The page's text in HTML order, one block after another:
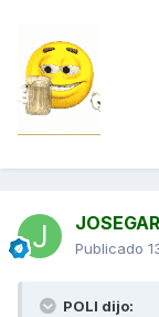
Publicado
POLI dijo: